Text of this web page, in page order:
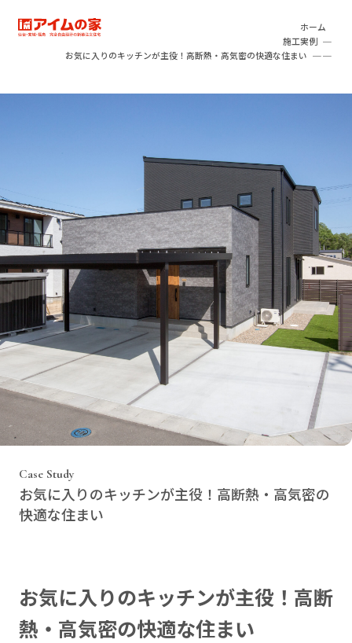
Case Study
お気に入りのキッチンが主役！高断熱・高気密の
快適な住まい
ホーム
施工実例
お気に入りのキッチンが主役！高断熱・高気密の快適な住まい
お気に入りのキッチンが主役！高断
熱・高気密の快適な住まい